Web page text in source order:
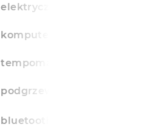
elektryczne szyby tylne
komputer pokladowy
tempomat
podgrzewana przednia szyba
bluetooth